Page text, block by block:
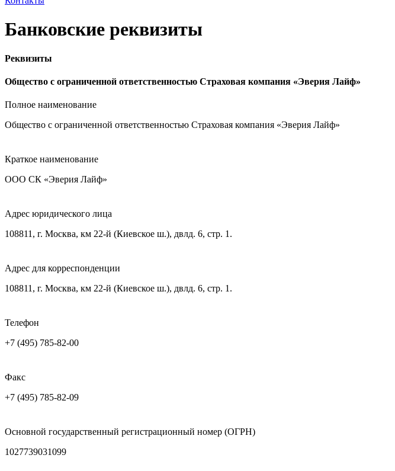
Банковские реквизиты
Реквизиты
Общество с ограниченной ответственностью Страховая компания «Эверия Лайф»
Полное наименование
Общество с ограниченной ответственностью Страховая компания «Эверия Лайф»
Краткое наименование
ООО СК «Эверия Лайф»
Адрес юридического лица
108811, г. Москва, км 22-й (Киевское ш.), двлд. 6, стр. 1.
Адрес для корреспонденции
108811, г. Москва, км 22-й (Киевское ш.), двлд. 6, стр. 1.
Телефон
+7 (495) 785-82-00
Факс
+7 (495) 785-82-09
Основной государственный регистрационный номер (ОГРН)
1027739031099